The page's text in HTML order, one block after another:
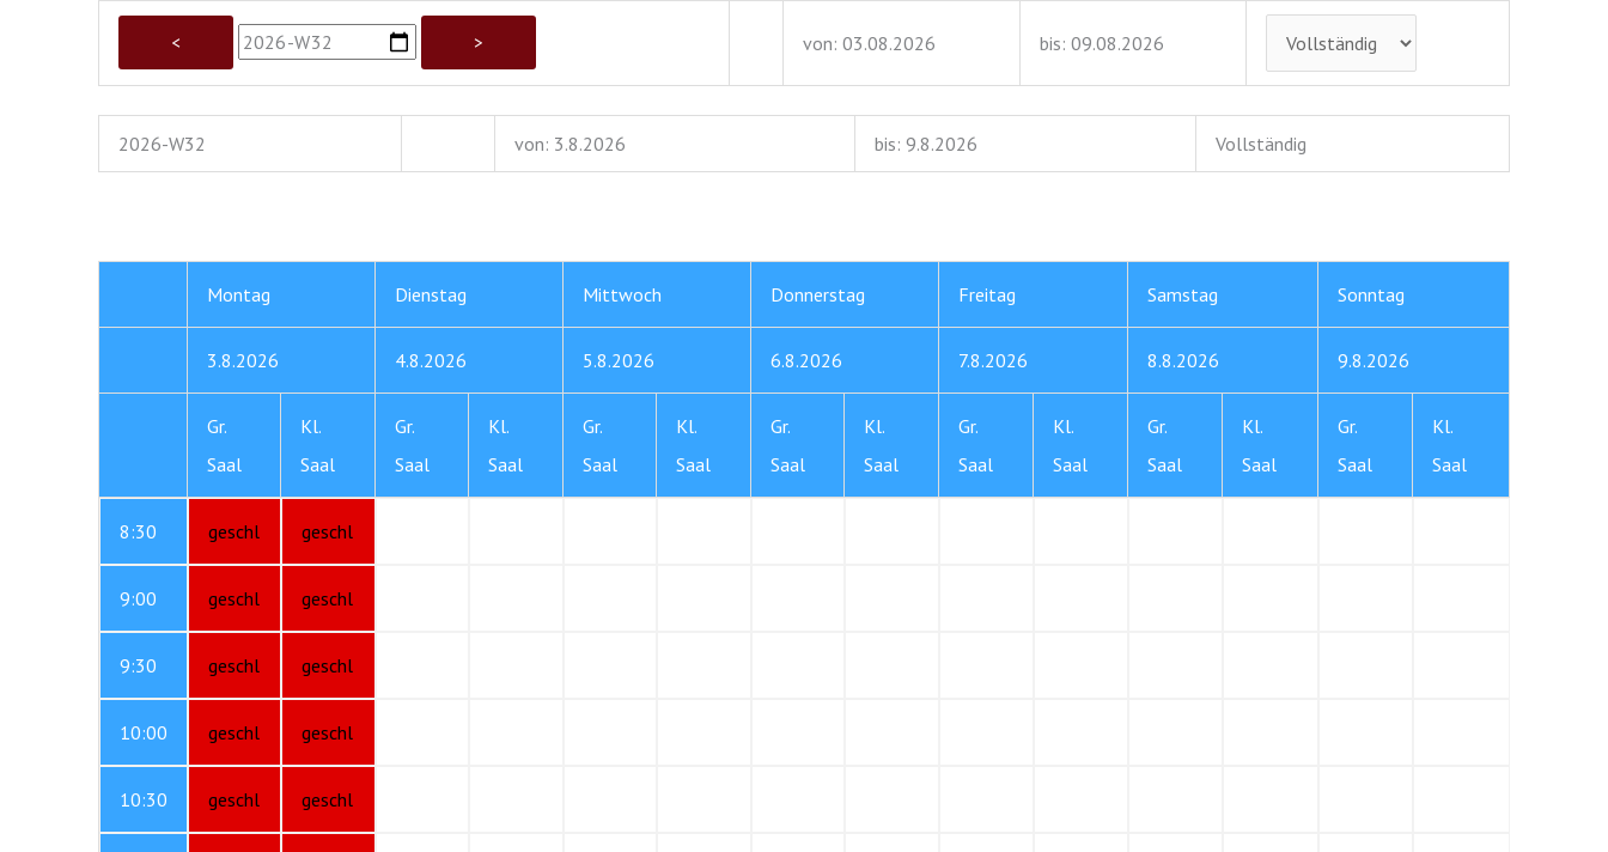
von: 03.08.2026 bis: 09.08.2026
2026-W32 von: 3.8.2026 bis: 9.8.2026 Vollständig
Montag Dienstag Mittwoch Donnerstag Freitag Samstag Sonntag
3.8.2026 4.8.2026 5.8.2026 6.8.2026 7.8.2026 8.8.2026 9.8.2026
Gr.
Saal
Kl.
Saal
Gr.
Saal
Kl.
Saal
Gr.
Saal
Kl.
Saal
Gr.
Saal
Kl.
Saal
Gr.
Saal
Kl.
Saal
Gr.
Saal
Kl.
Saal
Gr.
Saal
Kl.
Saal
8:30 geschl geschl
9:00 geschl geschl
9:30 geschl geschl
10:00 geschl geschl
10:30 geschl geschl